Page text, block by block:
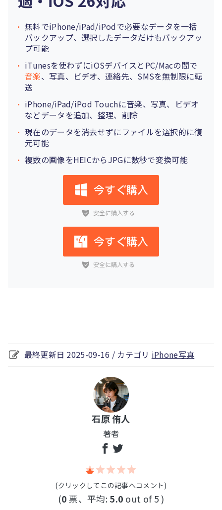
無料でiPhone/iPad/iPodで必要なデータを一括
バックアップ、選択したデータだけもバックアッ
プ可能
iTunesを使わずにiOSデバイスとPC/Macの間で
音楽、写真、ビデオ、連絡先、SMSを無制限に転
送
iPhone/iPad/iPod Touchに音楽、写真、ビデオ
などデータを追加、整理、削除
現在のデータを消去せずにファイルを選択的に復
元可能
複数の画像をHEICからJPGに数秒で変換可能
最終更新日 2025-09-16 / カテゴリ iPhone写真
石原 侑人
著者
(クリックしてこの記事へコメント)
(0票、平均:5.0 out of 5 )